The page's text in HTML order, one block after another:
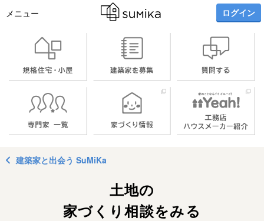
メニュー ログイン
建築家と出会う SuMiKa
土地の
家づくり相談をみる